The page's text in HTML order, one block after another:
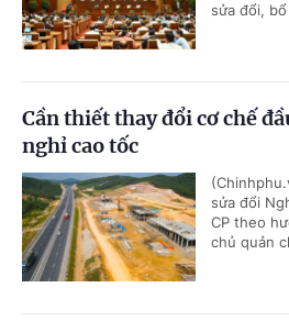
sửa đổi,
Cần thiết thay đổi cơ chế
nghỉ cao tốc
sửa đổi
CP theo
chủ quản